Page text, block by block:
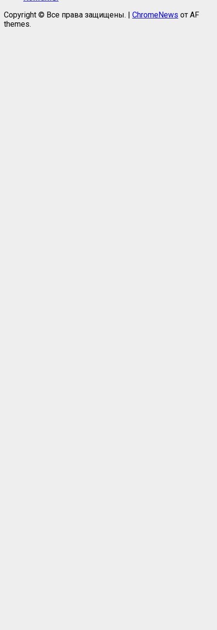
Copyright © Все права защищены. | ChromeNews от AF
themes.